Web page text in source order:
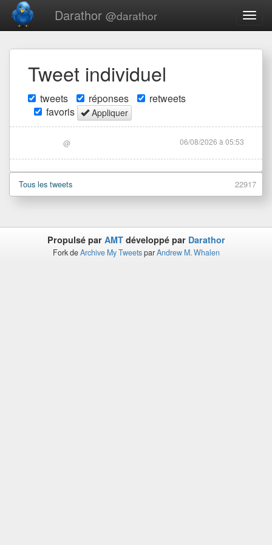
Darathor @darathor
Tweet individuel
tweets réponses
retweets
favoris
Appliquer
06/08/2026 à 05:53
@
Tous les tweets 22917
Propulsé par AMTdéveloppé par Darathor
Fork deArchive My TweetsparAndrew M. Whalen